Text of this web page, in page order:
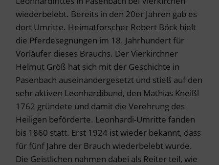
wiederbelebt. Bereits in den 20er Jahren gab es
dort Umritte. Heimatforscher Robert Böck hielt
die Pferdesegnungen im 18. Jahrhundert für
Vorläufer dieses Brauchs. Der Vierkirchner
Helmut Größ hat sich mit der Geschichte in
Pasenbach auseinandergesetzt und stieß auf den
sehr aktiven Leonhardibund, den Mathias Kneißl
1762 gründete und damit die Verehrung des
Heiligen beförderte. Leonhardi-Umritte fanden
bis 1860 statt. Erst 1924 ist wieder bekannt, dass
für fünf Jahre der Brauch wiederbelebt wurde.
Die Geistlichen nahmen dabei als Reiter teil, wie